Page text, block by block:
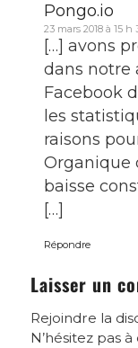
Pongo.io
23 mars 2018 à 15 h
[…] avons
dans notre
Facebook
les
raisons
Organique
baisse
[…]
Répondre
Laisser un
Rejoindre la
N’hésitez pas